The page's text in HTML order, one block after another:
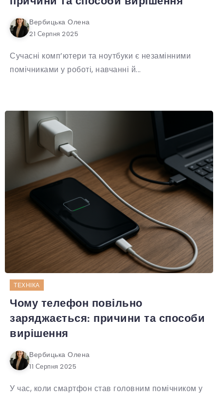
Вербицька Олена
21 Серпня 2025
Сучасні комп’ютери та ноутбуки є незамінними
помічниками у роботі, навчанні й...
ТЕХНІКА
Чому телефон повільно
заряджається: причини та способи
вирішення
Вербицька Олена
11 Серпня 2025
У час, коли смартфон став головним помічником у